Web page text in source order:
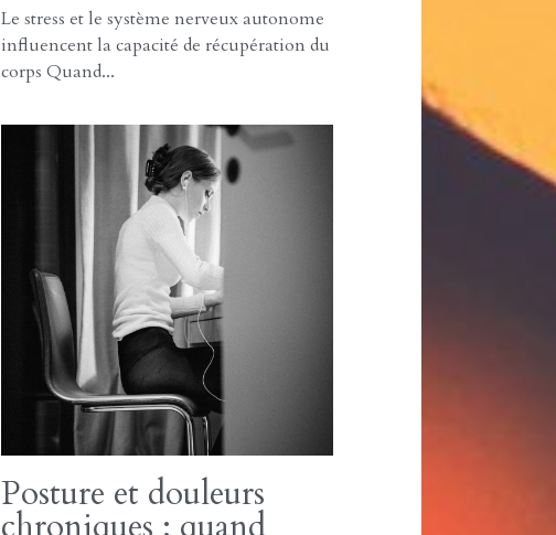
Stress et système
nerveux autonome :
pourquoi votre corps
ne récupère pas
vraiment
24 juin 2026 ·Retrouver son équilibre,
influencent la capacité de récupération du
corps Quand...